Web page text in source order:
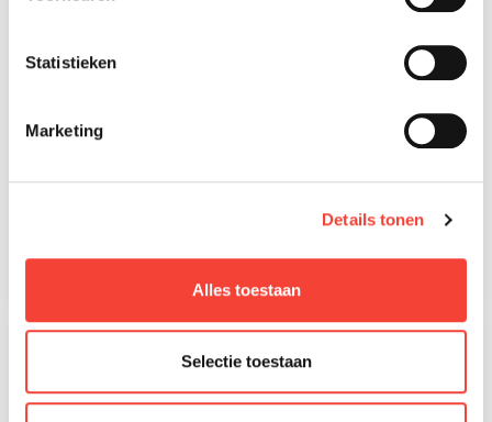
Statistieken
Marketing
Details tonen
Alles toestaan
Selectie toestaan
Edge
Classe A disponible
Classe B non disponible